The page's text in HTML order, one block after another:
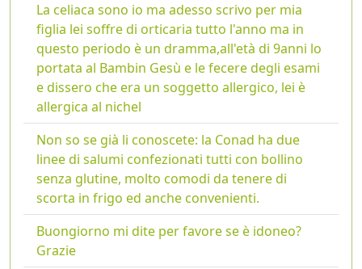
La celiaca sono io ma adesso scrivo per mia
figlia lei soffre di orticaria tutto l'anno ma in
questo periodo è un dramma,all'età di 9anni lo
portata al Bambin Gesù e le fecere degli esami
e dissero che era un soggetto allergico, lei è
allergica al nichel
Non so se già li conoscete: la Conad ha due
linee di salumi confezionati tutti con bollino
senza glutine, molto comodi da tenere di
scorta in frigo ed anche convenienti.
Buongiorno mi dite per favore se è idoneo?
Grazie